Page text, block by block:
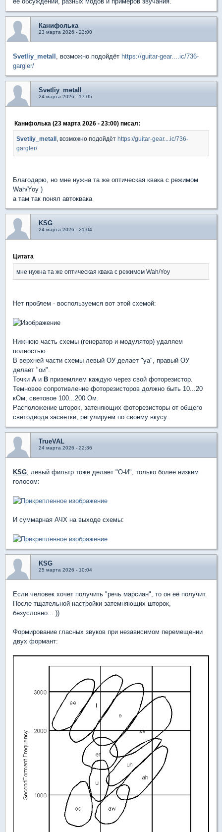
Канифолька
23 марта 2026 - 23:00
Svetliy_metall , возможно подойдёт https://guitar-gear....ic/736-
gargler/
Svetliy_metall
24 марта 2026 - 17:05
Канифолька (23 марта 2026 - 23:00) писал:
Svetliy_metall , возможно подойдёт https://guitar-gear....ic/736-
gargler/
Благодарю, но мне нужна та же оптическая квака с режимом
Wah/Yoy )
а там так понял автоквака
KSG
24 марта 2026 - 21:04
Цитата
мне нужна та же оптическая квака с режимом Wah/Yoy
Нет проблем - воспользуемся вот этой схемой:
Нижнюю часть схемы (генератор и модулятор) удаляем
полностью.
В верхней части схемы левый ОУ делает "уа", правый ОУ
делает "ои".
Точки А и В приземляем каждую через свой фоторезистор.
Темновое сопротивление фоторезисторов должно быть 10...20
кОм, световое 100...200 Ом.
Расположение шторок, затеняющих фоторезисторы от общего
светодиода засветки, регулируем по своему вкусу.
TrueVAL
24 марта 2026 - 22:36
KSG , левый фильтр тоже делает "О-И", только более низким
голосом:
И суммарная АЧХ на выходе схемы:
KSG
25 марта 2026 - 10:04
Если человек хочет получить "речь марсиан", то он её получит.
После тщательной настройки затемняющих шторок,
безусловно... ))
Формирование гласных звуков при независимом перемещении
двух формант: